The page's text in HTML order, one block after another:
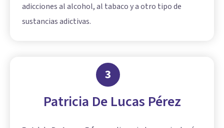
adicciones al alcohol, al tabaco y a otro tipo de
sustancias adictivas.
3
Patricia De Lucas Pérez